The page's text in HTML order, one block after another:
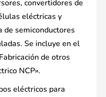
convertidores de
eléctricas y
de semiconductores
Se incluye en el
de otros
NCP».
eléctricos para